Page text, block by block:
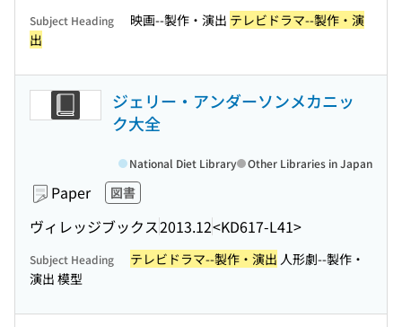
Subject Heading 映画--製作・演出 テレビドラマ--製作・演
出
ジェリー・アンダーソンメカニッ
ク大全
Paper 図書
ヴィレッジブックス2013.12<KD617-L41>
National Diet Library Other Libraries in Japan
Subject Heading テレビドラマ--製作・演出 人形劇--製作・
演出 模型